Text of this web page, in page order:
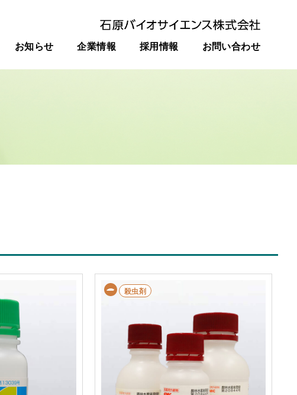
お知らせ 企業情報 採用情報 お問い合わせ
殺虫剤